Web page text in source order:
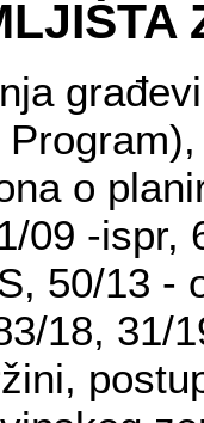
o
09 -ispr,
50/13 -
18, 31/